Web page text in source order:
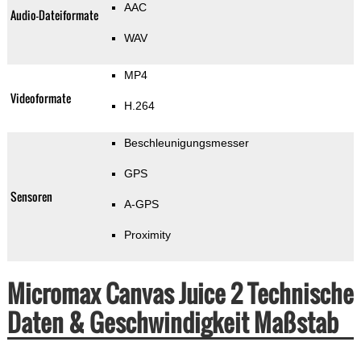
Audio-Dateiformate AAC
WAV
Videoformate
MP4
H.264
Sensoren
Beschleunigungsmesser
GPS
A-GPS
Proximity
Micromax Canvas Juice 2 Technische
Daten & Geschwindigkeit Maßstab